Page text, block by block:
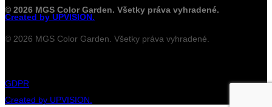
© 2026 MGS Color Garden. Všetky práva vyhradené.
Created by UPVISION.
© 2026 MGS Color Garden. Všetky práva vyhradené.
GDPR
Created by UPVISION.